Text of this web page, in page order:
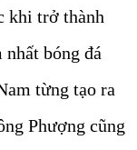
khi trở thành
bóng đá
từng tạo ra
Phượng cũng